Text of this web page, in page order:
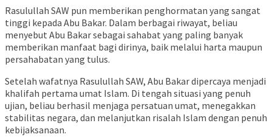
Rasulullah SAW pun memberikan penghormatan yang sangat
tinggi kepada Abu Bakar. Dalam berbagai riwayat, beliau
menyebut Abu Bakar sebagai sahabat yang paling banyak
memberikan manfaat bagi dirinya, baik melalui harta maupun
persahabatan yang tulus.
Setelah wafatnya Rasulullah SAW, Abu Bakar dipercaya menjadi
khalifah pertama umat Islam. Di tengah situasi yang penuh
ujian, beliau berhasil menjaga persatuan umat, menegakkan
stabilitas negara, dan melanjutkan risalah Islam dengan penuh
kebijaksanaan.